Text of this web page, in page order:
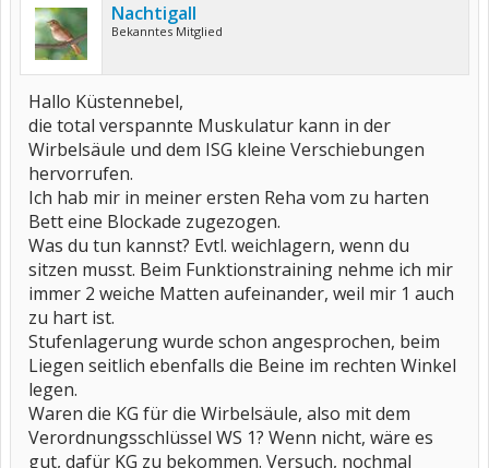
Nachtigall
Bekanntes Mitglied
Hallo Küstennebel,
die total verspannte Muskulatur kann in der
Wirbelsäule und dem ISG kleine Verschiebungen
hervorrufen.
Ich hab mir in meiner ersten Reha vom zu harten
Bett eine Blockade zugezogen.
Was du tun kannst? Evtl. weichlagern, wenn du
sitzen musst. Beim Funktionstraining nehme ich mir
immer 2 weiche Matten aufeinander, weil mir 1 auch
zu hart ist.
Stufenlagerung wurde schon angesprochen, beim
Liegen seitlich ebenfalls die Beine im rechten Winkel
legen.
Waren die KG für die Wirbelsäule, also mit dem
Verordnungsschlüssel WS 1? Wenn nicht, wäre es
gut, dafür KG zu bekommen. Versuch, nochmal